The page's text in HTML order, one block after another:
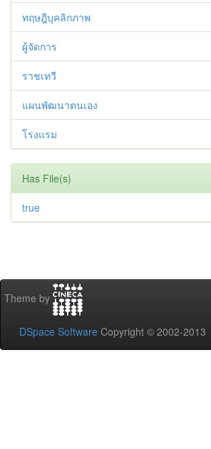
ทฤษฎีบุคลิกภาพ
ผู้จัดการ
ราชเทวี
แผนพัฒนาตนเอง
โรงแรม
Has File(s)
true
Theme by
DSpace Software Copyright © 2002-2013